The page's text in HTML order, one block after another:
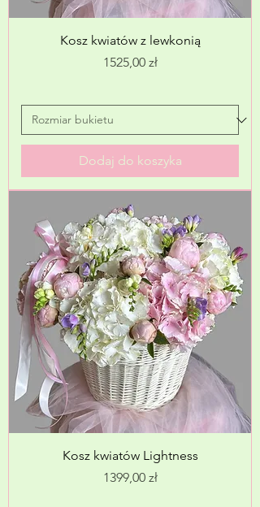
Kosz kwiatów z lewkonią
Cena
1525,00 zł
Dodaj do koszyka
Kosz kwiatów Lightness
Cena
1399,00 zł